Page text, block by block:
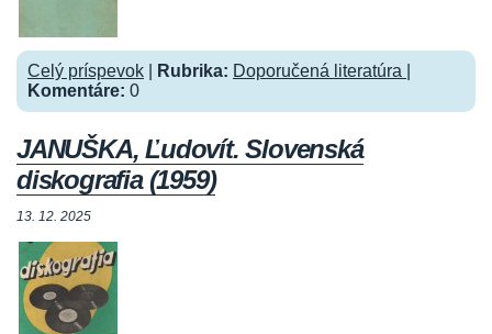
Celý príspevok Rubrika: Doporučená literatúra
Komentáre: 0
JANUŠKA, Ľudovít. Slovenská
diskografia (1959)
13. 12. 2025